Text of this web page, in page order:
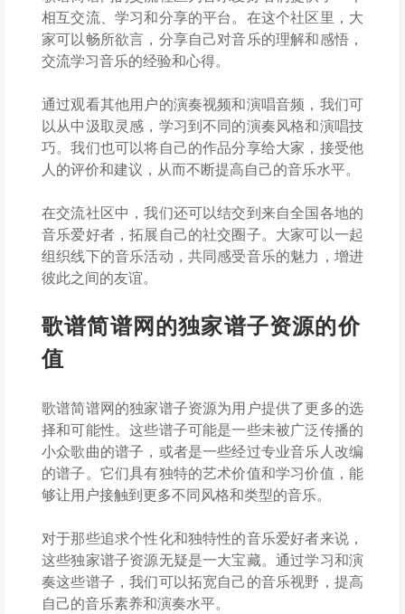
相互交流、学习和分享的平台。在这个社区里，大
家可以畅所欲言，分享自己对音乐的理解和感悟，
交流学习音乐的经验和心得。
通过观看其他用户的演奏视频和演唱音频，我们可
以从中汲取灵感，学习到不同的演奏风格和演唱技
巧。我们也可以将自己的作品分享给大家，接受他
人的评价和建议，从而不断提高自己的音乐水平。
在交流社区中，我们还可以结交到来自全国各地的
音乐爱好者，拓展自己的社交圈子。大家可以一起
组织线下的音乐活动，共同感受音乐的魅力，增进
彼此之间的友谊。
歌谱简谱网的独家谱子资源的价
值
歌谱简谱网的独家谱子资源为用户提供了更多的选
择和可能性。这些谱子可能是一些未被广泛传播的
小众歌曲的谱子，或者是一些经过专业音乐人改编
的谱子。它们具有独特的艺术价值和学习价值，能
够让用户接触到更多不同风格和类型的音乐。
对于那些追求个性化和独特性的音乐爱好者来说，
这些独家谱子资源无疑是一大宝藏。通过学习和演
奏这些谱子，我们可以拓宽自己的音乐视野，提高
自己的音乐素养和演奏水平。